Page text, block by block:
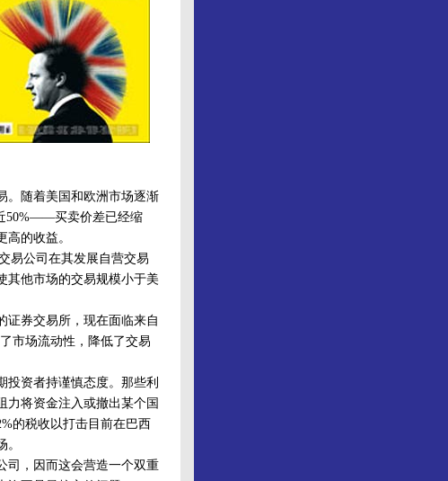
随着美国和欧洲市场逐渐
50%——买卖价差已经缩
的收益。
易公司在其发展自营交易
其他市场的交易规模小于美
券交易所，现在面临来自
市场流动性，降低了交易
资者持谨慎态度。那些利
力将资金注入或撤出某个国
的税收以打击目前在巴西
，因而这会营造一个双重